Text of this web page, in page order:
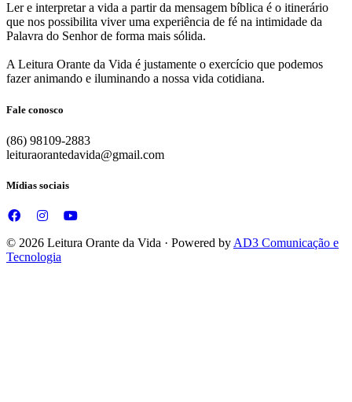
Ler e interpretar a vida a partir da mensagem bíblica é o itinerário
que nos possibilita viver uma experiência de fé na intimidade da
Palavra do Senhor de forma mais sólida.
A Leitura Orante da Vida é justamente o exercício que podemos
fazer animando e iluminando a nossa vida cotidiana.
Fale conosco
(86) 98109-2883
leituraorantedavida@gmail.com
Mídias sociais
© 2026 Leitura Orante da Vida · Powered by AD3 Comunicação e
Tecnologia